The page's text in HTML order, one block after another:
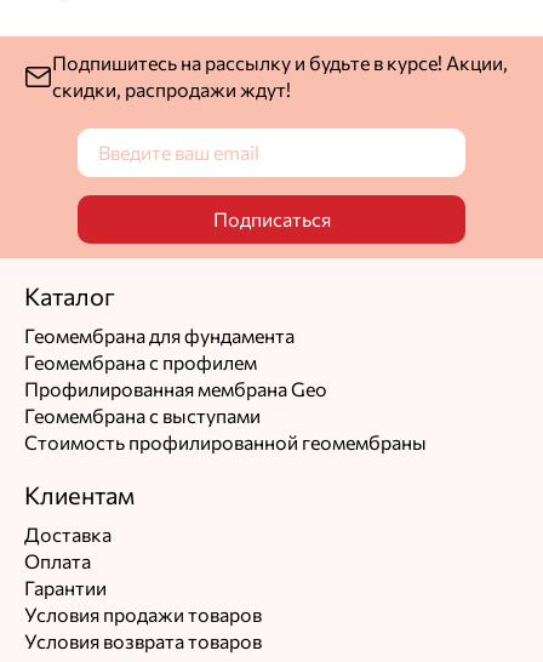
Подпишитесь на рассылку и будьте в курсе! Акции,
скидки, распродажи ждут!
Подписаться
Каталог
Геомембрана для фундамента
Геомембрана с профилем
Профилированная мембрана Geo
Геомембрана с выступами
Стоимость профилированной геомембраны
Клиентам
Доставка
Оплата
Гарантии
Условия продажи товаров
Условия возврата товаров